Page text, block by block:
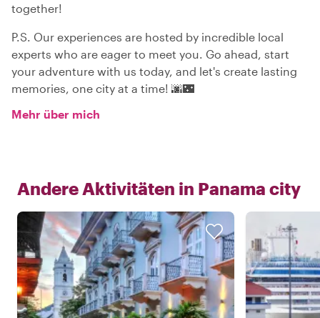
together!
P.S. Our experiences are hosted by incredible local
experts who are eager to meet you. Go ahead, start
your adventure with us today, and let's create lasting
memories, one city at a time! 🌆🌃
Mehr über mich
Andere Aktivitäten in Panama city